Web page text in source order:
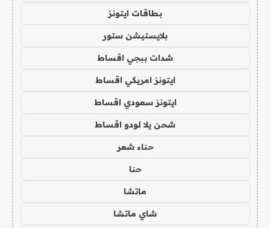
بطاقات ايتونز
بلايستيشن ستور
شدات ببجي اقساط
ايتونز امريكي اقساط
ايتونز سعودي اقساط
شحن يلا لودو اقساط
حناء شعر
حنا
ماتشا
شاي ماتشا